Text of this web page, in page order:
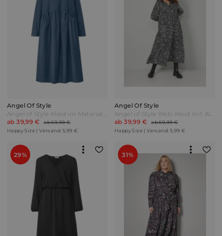
Angel Of Style
Angel of Style Kleid im Materialmix Rauchblau
ab 39,99 €
ab 69,99 €
Happy Size | Versand: 5,99 €
Angel Of Style
Angel of Style Web-Kleid mit Allover-Print Schwarz/Off-white
ab 39,99 €
ab 69,99 €
Happy Size | Versand: 5,99 €
29% 31%